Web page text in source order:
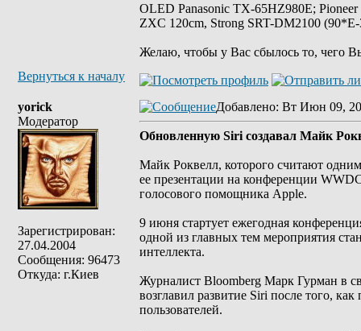
OLED Panasonic TX-65HZ980E;
ZXC 120cm, Strong SRT-DM2100
Желаю, чтобы у Вас сбылось то, чего
Вернуться к началу
yorick
Модератор
Зарегистрирован:
27.04.2004
Сообщения: 96473
Откуда: г.Киев
Добавлено: Вт Июн 09,
Обновленную Siri создавал Майк
Майк Роквелл, которого считают
ее презентации на конференции
голосового помощника Apple.
9 июня стартует ежегодная
одной из главных тем мероприятия
интеллекта.
Журналист Bloomberg Марк Гурман в
возглавил развитие Siri после того,
пользователей.